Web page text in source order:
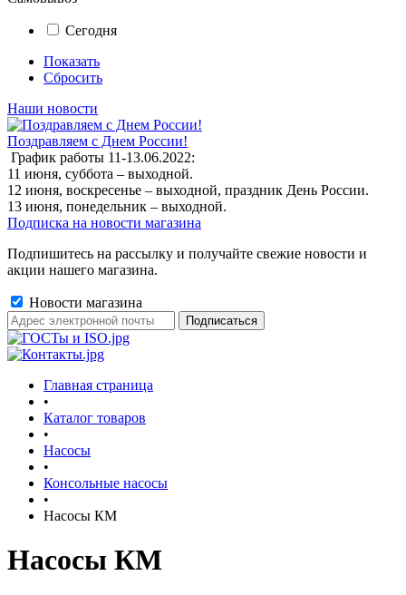
Сегодня
Показать
Сбросить
Наши новости
Поздравляем с Днем России!
График работы 11-13.06.2022:
11 июня, суббота – выходной.
12 июня, воскресенье – выходной, праздник День России.
13 июня, понедельник – выходной.
Подписка на новости магазина
Подпишитесь на рассылку и получайте свежие новости и
акции нашего магазина.
Новости магазина
Главная страница
•
Каталог товаров
•
Насосы
•
Консольные насосы
•
Насосы КМ
Насосы КМ